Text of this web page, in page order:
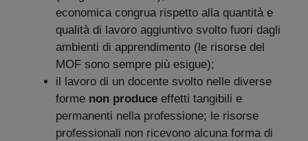
economica congrua rispetto alla quantità e
qualità di lavoro aggiuntivo svolto fuori dagli
ambienti di apprendimento (le risorse del
MOF sono sempre più esigue);
il lavoro di un docente svolto nelle diverse
forme non produce effetti tangibili e
permanenti nella professione; le risorse
professionali non ricevono alcuna forma di